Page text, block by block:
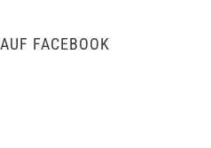
FACEBOOK